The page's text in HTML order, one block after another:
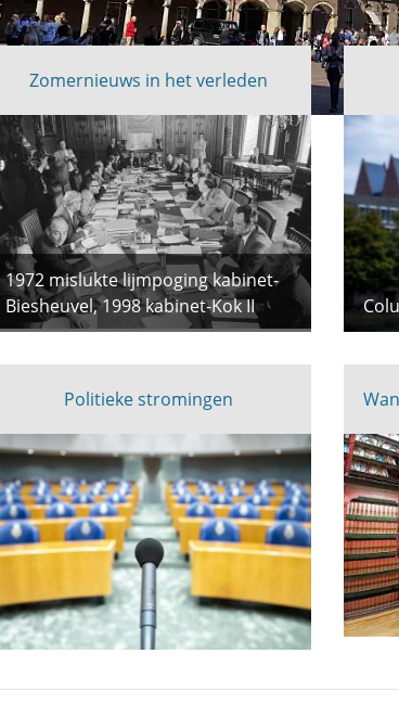
Uitgelicht
Zomernieuws in het verleden
1972 mislukte lijmpoging kabinet-
Biesheuvel, 1998 kabinet-Kok II
Politieke stromingen